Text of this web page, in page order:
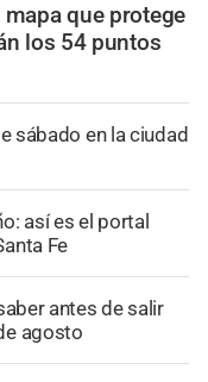
mapa que protege
los 54 puntos
sábado en la ciudad
así es el portal
Fe
antes de salir
agosto